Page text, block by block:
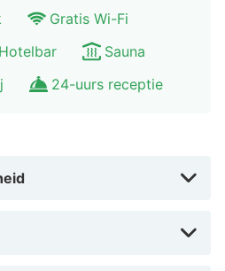
Gratis Wi-Fi
Hotelbar
Sauna
24-uurs receptie